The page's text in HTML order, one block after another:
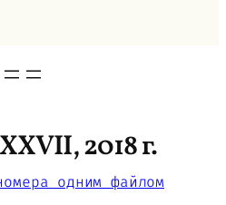
2018 г.
одним файлом